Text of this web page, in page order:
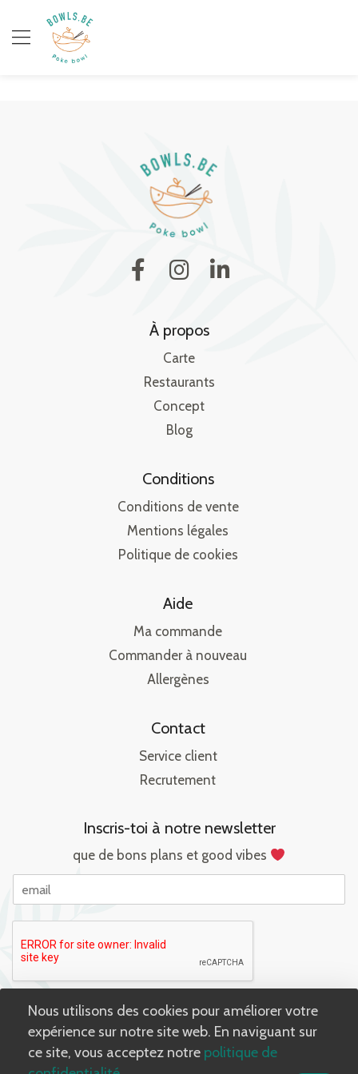
À propos
Carte
Restaurants
Concept
Blog
Conditions
Conditions de vente
Mentions légales
Politique de cookies
Aide
Ma commande
Commander à nouveau
Allergènes
Contact
Service client
Recrutement
Inscris-toi à notre newsletter
que de bons plans et good vibes
m
Submit
Nous utilisons des cookies pour améliorer votre
expérience sur notre site web. En naviguant sur
ce site, vous acceptez notre politique de